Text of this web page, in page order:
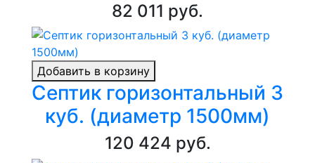
82 011 руб.
Добавить в корзину
Септик горизонтальный 3
куб. (диаметр 1500мм)
120 424 руб.